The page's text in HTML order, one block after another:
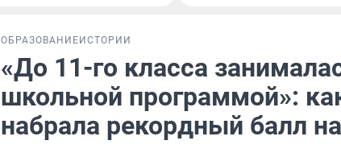
ОБРАЗОВАНИЕ ИСТОРИИ
«До 11-го класса
школьной программой»:
набрала рекордный балл